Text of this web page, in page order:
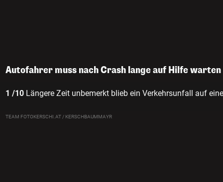
Autofahrer muss nach Crash lange auf Hilfe warten
1 /10 Längere Zeit unbemerkt blieb ein Verkehrsunfall auf
TEAM FOTOKERSCHI.AT / KERSCHBAUMMAYR